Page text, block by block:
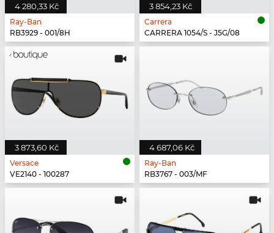
4 280,33 Kč
Ray-Ban
RB3929 - 001/8H
3 854,23 Kč
Carrera
CARRERA 1054/S - J5G/08
3 873,60 Kč
Versace
VE2140 - 100287
4 687,06 Kč
Ray-Ban
RB3767 - 003/MF